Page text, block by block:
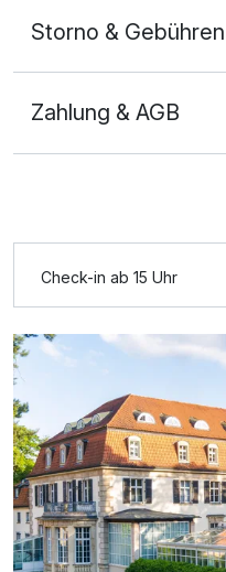
Doppelzimmer Premium
2 Erwachsene
Storno & Gebühren
Zahlung & AGB
Check-in ab 15 Uhr